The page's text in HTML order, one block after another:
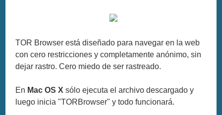
TOR Browser está diseñado para navegar en la web
con cero restricciones y completamente anónimo, sin
dejar rastro. Cero miedo de ser rastreado.
En Mac OS X sólo ejecuta el archivo descargado y
luego inicia "TORBrowser" y todo funcionará.